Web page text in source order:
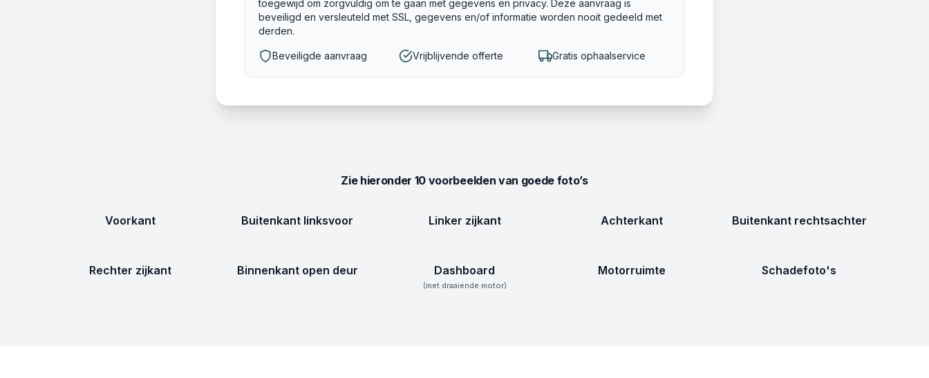
toegewijd om zorgvuldig om te gaan met gegevens en privacy. Deze aanvraag is
beveiligd en versleuteld met SSL, gegevens en/of informatie worden nooit gedeeld met
derden.
Beveiligde aanvraag Vrijblijvende offerte Gratis ophaalservice
Zie hieronder 10 voorbeelden van goede foto’s
Voorkant Buitenkant linksvoor Linker zijkant Achterkant Buitenkant rechtsachter
Rechter zijkant Binnenkant open deur Dashboard
(met draaiende motor)
Motorruimte Schadefoto's